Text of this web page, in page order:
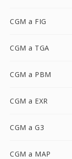
CGM a FIG
CGM a TGA
CGM a PBM
CGM a EXR
CGM a G3
CGM a MAP